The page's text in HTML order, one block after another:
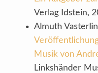
Verlag Idstein,
Almuth
Musik von
Linkshänder